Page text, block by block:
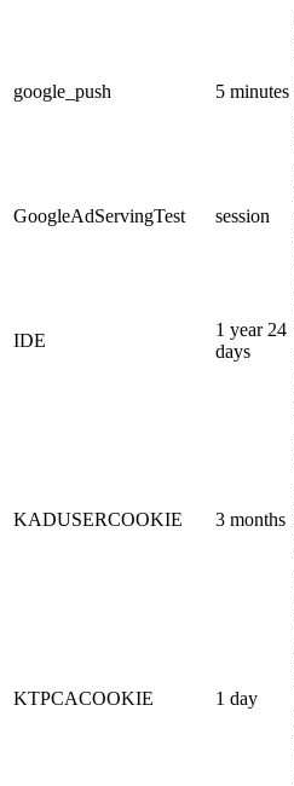
google_push 5 minutes
GoogleAdServingTest session
IDE
1 year 24
days
KADUSERCOOKIE 3 months
KTPCACOOKIE 1 day